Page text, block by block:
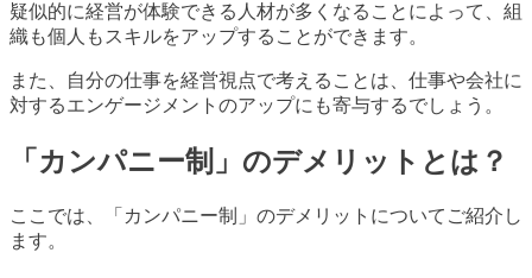
疑似的に経営が体験できる人材が多くなることによって、組
織も個人もスキルをアップすることができます。
また、自分の仕事を経営視点で考えることは、仕事や会社に
対するエンゲージメントのアップにも寄与するでしょう。
「カンパニー制」のデメリットとは？
ここでは、「カンパニー制」のデメリットについてご紹介し
ます。